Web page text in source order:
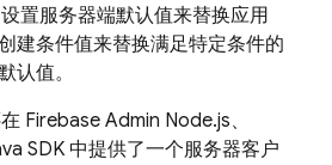
置服务器端默认值来替换应用
建条件值来替换满足特定条件的
认值。
Firebase Admin Node.js、
SDK 中提供了一个服务器客户